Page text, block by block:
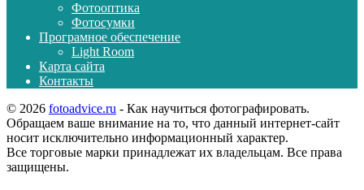
Фотооптика
Фотосумки
Програмное обеспечение
Light Room
Карта сайта
Контакты
© 2026 fotoadvice.ru - Как научиться фотографировать.
Обращаем ваше внимание на то, что данный интернет-сайт
носит исключительно информационный характер.
Все торговые марки принадлежат их владельцам. Все права
защищены.